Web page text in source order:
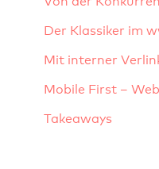
Der Klassiker im
Mit interner
Mobile First –
Takeaways